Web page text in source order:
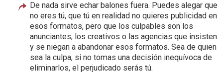
De nada sirve echar balones fuera. Puedes alegar que
no eres tú, que tú en realidad no quieres publicidad en
esos formatos, pero que los culpables son los
anunciantes, los creativos o las agencias que insisten
y se niegan a abandonar esos formatos. Sea de quien
sea la culpa, si no tomas una decisión inequívoca de
eliminarlos, el perjudicado serás tú.